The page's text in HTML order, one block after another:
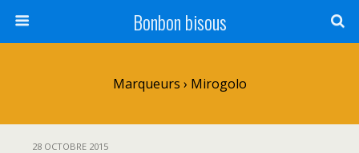
Bonbon bisous
Marqueurs › Mirogolo
28 OCTOBRE 2015